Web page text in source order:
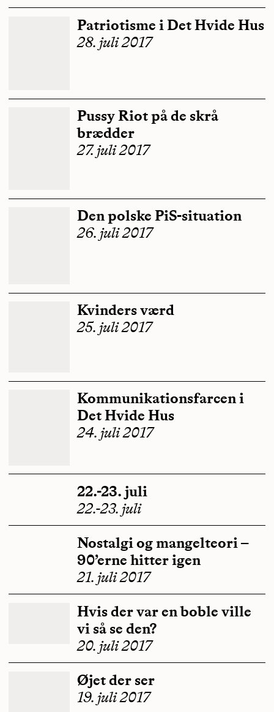
Patriotisme i Det Hvide Hus
28. juli 2017
Pussy Riot på de skrå
brædder
27. juli 2017
Den polske PiS-situation
26. juli 2017
Kvinders værd
25. juli 2017
Kommunikationsfarcen i
Det Hvide Hus
24. juli 2017
22.-23. juli
22.-23. juli
Nostalgi og mangelteori –
90’erne hitter igen
21. juli 2017
Hvis der var en boble ville
vi så se den?
20. juli 2017
Øjet der ser
19. juli 2017